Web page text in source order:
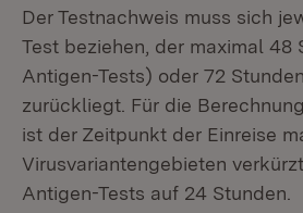
Der Testnachweis muss sich
Test beziehen, der maximal 48
Antigen-Tests) oder 72
zurückliegt. Für die
ist der Zeitpunkt der Einreise
Virusvariantengebieten
Antigen-Tests auf 24 Stunden.